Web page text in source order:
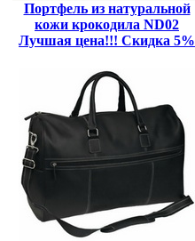
Портфель из натуральной
кожи крокодила ND02
Лучшая цена!!! Скидка 5%